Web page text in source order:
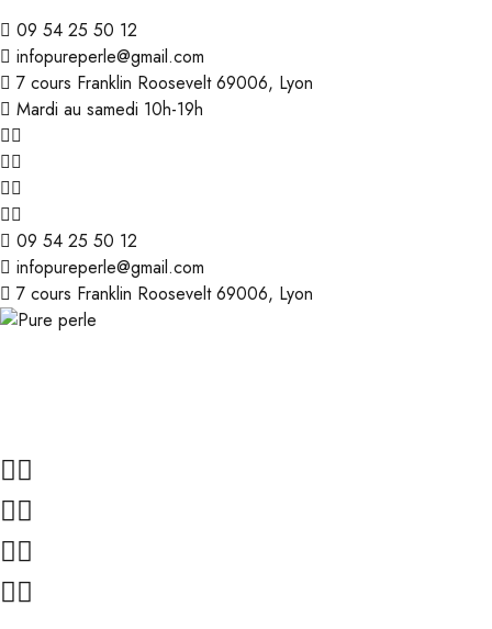
09 54 25 50 12
infopureperle@gmail.com
7 cours Franklin Roosevelt 69006, Lyon
Mardi au samedi 10h-19h
09 54 25 50 12
infopureperle@gmail.com
7 cours Franklin Roosevelt 69006, Lyon